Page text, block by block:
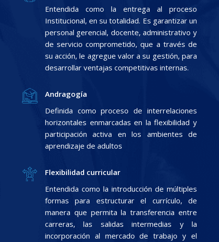
Entendida como la entrega al proceso
Institucional, en su totalidad. Es garantizar un
personal gerencial, docente, administrativo y
de servicio comprometido, que a través de
su acción, le agregue valor a su gestión, para
desarrollar ventajas competitivas internas.
Andragogía
Definida como proceso de interrelaciones
horizontales enmarcadas en la flexibilidad y
participación activa en los ambientes de
aprendizaje de adultos
Flexibilidad curricular
Entendida como la introducción de múltiples
formas para estructurar el currículo, de
manera que permita la transferencia entre
carreras, las salidas intermedias y la
incorporación al mercado de trabajo y el